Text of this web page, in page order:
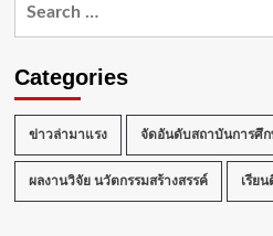
Categories
ข่าวล่ามาแรง จัดอันดับสถาบันการศึก
ผลงานวิจัย นวัตกรรมสร้างสรรค์ เรีย